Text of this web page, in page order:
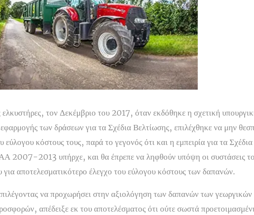
ελκυστήρες, τον Δεκέμβριο του 2017, όταν εκδόθηκε η σχετική
των δράσεων για τα Σχέδια Βελτίωσης, επιλέχθηκε να μην
εύλογου κόστους τους, παρά το γεγονός ότι και η εμπειρία για τα Σχέδια
2007-2013 υπήρχε, και θα έπρεπε να ληφθούν υπόψη οι συστάσεις
αποτελεσματικότερο έλεγχο του εύλογου κόστους των δαπανών.
να προχωρήσει στην αξιολόγηση των δαπανών των γεωργικών
απέδειξε εκ του αποτελέσματος ότι ούτε σωστά